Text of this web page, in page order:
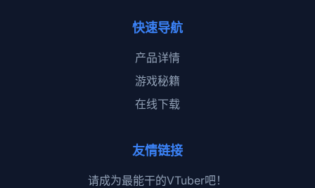
快速导航
产品详情
游戏秘籍
在线下载
友情链接
请成为最能干的VTuber吧！